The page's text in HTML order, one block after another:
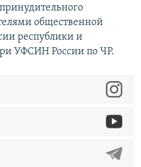
общественной
республики и
УФСИН России по ЧР.